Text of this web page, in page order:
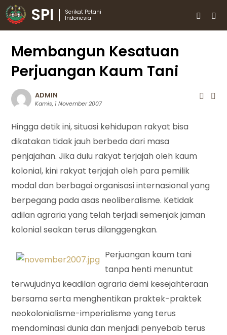
SPI
Serikat Petani
Indonesia
Membangun Kesatuan
Perjuangan Kaum Tani
ADMIN
Kamis, 1 November 2007
Hingga detik ini, situasi kehidupan rakyat bisa
dikatakan tidak jauh berbeda dari masa
penjajahan. Jika dulu rakyat terjajah oleh kaum
kolonial, kini rakyat terjajah oleh para pemilik
modal dan berbagai organisasi internasional yang
berpegang pada asas neoliberalisme. Ketidak
adilan agraria yang telah terjadi semenjak jaman
kolonial seakan terus dilanggengkan.
Perjuangan kaum tani
tanpa henti menuntut
terwujudnya keadilan agraria demi kesejahteraan
bersama serta menghentikan praktek-praktek
neokolonialisme-imperialisme yang terus
mendominasi dunia dan menjadi penyebab terus